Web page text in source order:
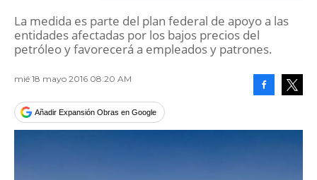
La medida es parte del plan federal de apoyo a las
entidades afectadas por los bajos precios del
petróleo y favorecerá a empleados y patrones.
mié 18 mayo 2016 08:20 AM
Añadir Expansión Obras en Google